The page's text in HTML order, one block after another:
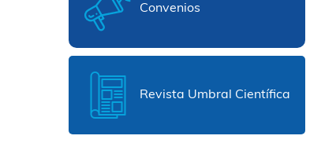
Convenios
Revista Umbral Científica